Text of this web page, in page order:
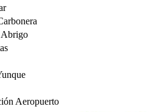
Abrigo
Aeropuerto